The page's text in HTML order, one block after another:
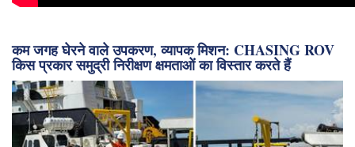
कम जगह घेरने वाले उपकरण, व्यापक मिशन: CHASING ROV
किस प्रकार समुद्री निरीक्षण क्षमताओं का विस्तार करते हैं